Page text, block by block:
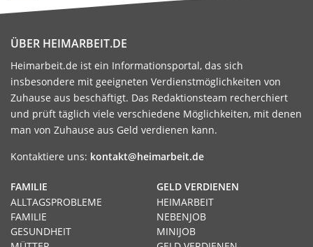
ÜBER HEIMARBEIT.DE
Heimarbeit.de ist ein Informationsportal, das sich
insbesondere mit geeigneten Verdienstmöglichkeiten von
Zuhause aus beschäftigt. Das Redaktionsteam recherchiert
und prüft täglich viele verschiedene Möglichkeiten, mit denen
man von Zuhause aus Geld verdienen kann.
Kontaktiere uns: kontakt@heimarbeit.de
GELD VERDIENEN
HEIMARBEIT
NEBENJOB
MINIJOB
FAMILIE
ALLTAGSPROBLEME
FAMILIE
GESUNDHEIT